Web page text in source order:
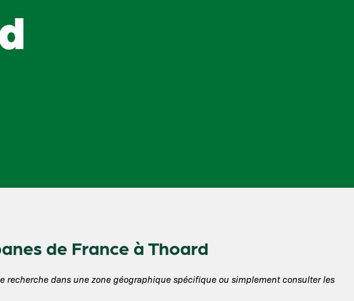
de France à Thoard
recherche dans une zone géographique spécifique ou simplement consulter les